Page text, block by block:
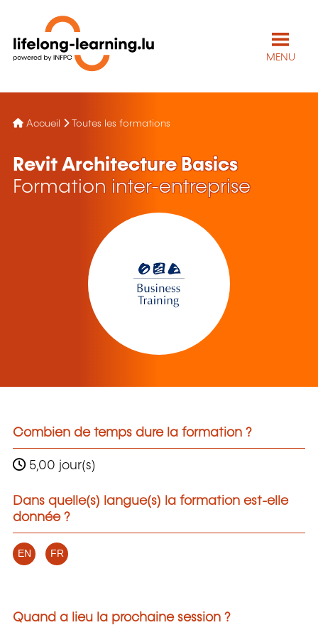
MENU
Accueil Toutes les formations
Revit Architecture Basics
Formation inter-entreprise
Combien de temps dure la formation ?
5,00 jour(s)
Dans quelle(s) langue(s) la formation est-elle
donnée ?
EN FR
Quand a lieu la prochaine session ?